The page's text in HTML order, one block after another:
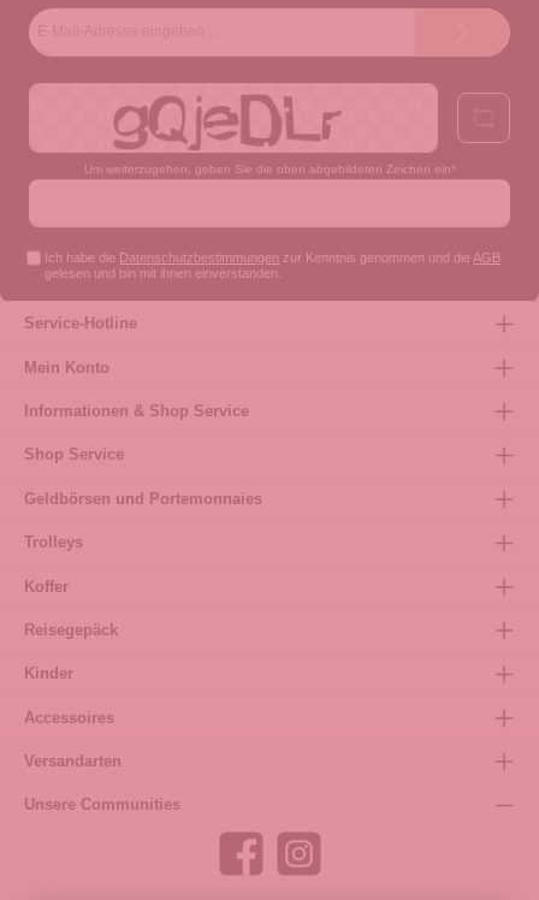
Um weiterzugehen, geben Sie die oben abgebildeten Zeichen ein*
Ich habe die Datenschutzbestimmungen zur Kenntnis genommen und die AGB
gelesen und bin mit ihnen einverstanden.
Service-Hotline
Mein Konto
Informationen & Shop Service
Shop Service
Geldbörsen und Portemonnaies
Trolleys
Koffer
Reisegepäck
Kinder
Accessoires
Versandarten
Unsere Communities